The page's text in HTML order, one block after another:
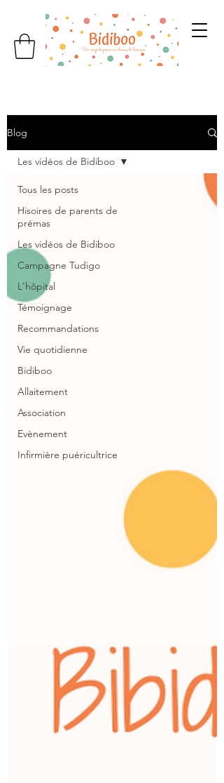
Blog
Tous les posts
Hisoires de parents de
prémas
Les vidéos de Bidiboo
Campagne Tudigo
L'hôpital
Témoignage
Recommandations
Vie quotidienne
Bidiboo
Allaitement
Association
Evènement
Infirmière puéricultrice
Les vidéos de Bidiboo